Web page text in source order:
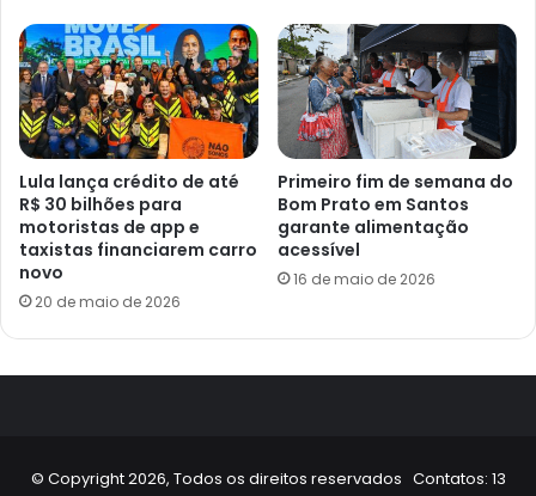
Lula lança crédito de até
R$ 30 bilhões para
motoristas de app e
taxistas financiarem carro
novo
20 de maio de 2026
Primeiro fim de semana do
Bom Prato em Santos
garante alimentação
acessível
16 de maio de 2026
© Copyright 2026, Todos os direitos reservados Contatos: 13